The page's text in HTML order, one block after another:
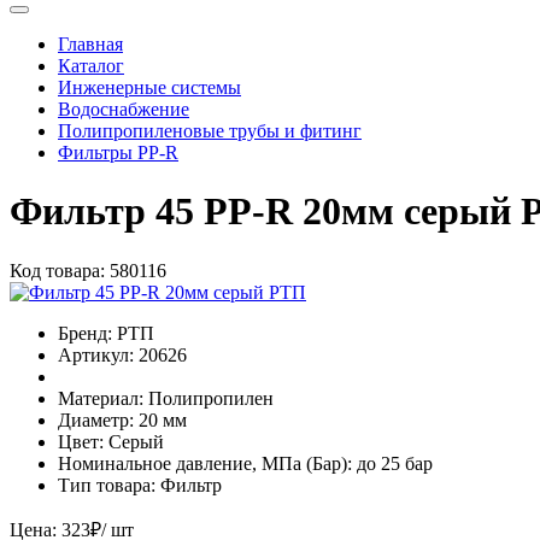
Главная
Каталог
Инженерные системы
Водоснабжение
Полипропиленовые трубы и фитинг
Фильтры PP-R
Фильтр 45 PP-R 20мм серый
Код товара: 580116
Бренд: РТП
Артикул: 20626
Материал: Полипропилен
Диаметр: 20 мм
Цвет: Серый
Номинальное давление, МПа (Бар): до 25 бар
Тип товара: Фильтр
Цена: 323₽/ шт